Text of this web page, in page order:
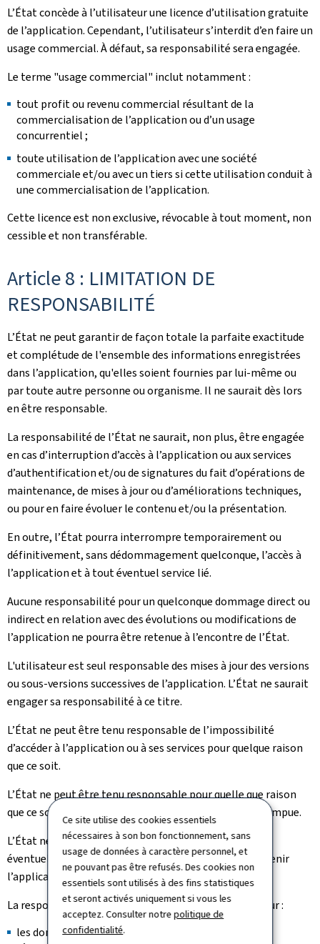
Ce site utilise des cookies essentiels
nécessaires à son bon fonctionnement, sans
usage de données à caractère personnel, et
ne pouvant pas être refusés. Des cookies non
essentiels sont utilisés à des fins statistiques
et seront activés uniquement si vous les
acceptez. Consulter notrepolitique de
confidentialité.
L’État concède à l’utilisateur une licence d’utilisation gratuite
de l’application. Cependant, l’utilisateur s’interdit d’en faire un
usage commercial. À défaut, sa responsabilité sera engagée.
Le terme "usage commercial" inclut notamment :
tout profit ou revenu commercial résultant de la
commercialisation de l’application ou d’un usage
concurrentiel ;
toute utilisation de l’application avec une société
commerciale et/ou avec un tiers si cette utilisation conduit à
une commercialisation de l’application.
Cette licence est non exclusive, révocable à tout moment, non
cessible et non transférable.
Article 8 : LIMITATION DE
RESPONSABILITÉ
L’État ne peut garantir de façon totale la parfaite exactitude
et complétude de l'ensemble des informations enregistrées
dans l’application, qu'elles soient fournies par lui-même ou
par toute autre personne ou organisme. Il ne saurait dès lors
en être responsable.
La responsabilité de l’État ne saurait, non plus, être engagée
en cas d’interruption d’accès à l’application ou aux services
d’authentification et/ou de signatures du fait d’opérations de
maintenance, de mises à jour ou d’améliorations techniques,
ou pour en faire évoluer le contenu et/ou la présentation.
En outre, l’État pourra interrompre temporairement ou
définitivement, sans dédommagement quelconque, l’accès à
l’application et à tout éventuel service lié.
Aucune responsabilité pour un quelconque dommage direct ou
indirect en relation avec des évolutions ou modifications de
l’application ne pourra être retenue à l’encontre de l’État.
L'utilisateur est seul responsable des mises à jour des versions
ou sous-versions successives de l’application. L’État ne saurait
engager sa responsabilité à ce titre.
L’État ne peut être tenu responsable de l’impossibilité
d’accéder à l’application ou à ses services pour quelque raison
que ce soit.
L’État ne peut être tenu responsable pour quelle que raison
que ce soit, si la connexion internet devait être interrompue.
L’État ne peut être de fait tenu responsable sur les
éventuelles omissions et/ou erreurs que pourrait contenir
l’application.
La responsabilité de l’État ne saurait être engagée pour :
les dommages de toute nature, directs ou indirects,